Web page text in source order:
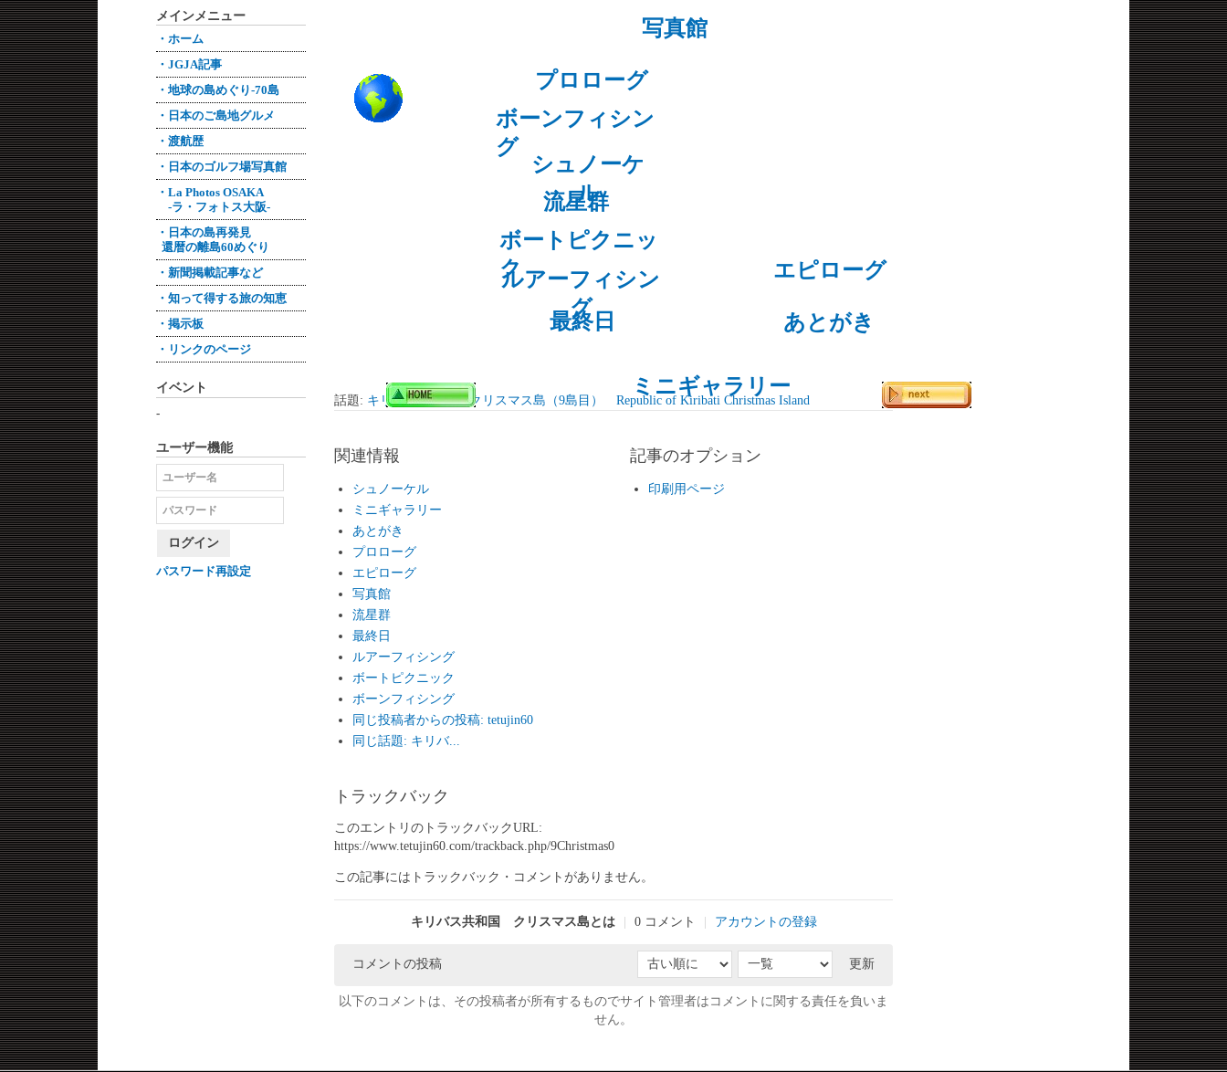
シュノーケ
ル
ミニギャラリー
あとがき
プロローグ
エピローグ
写真館
流星群
最終日
ルアーフィシン
グ
ボートピクニッ
ク
ボーンフィシン
グ
話題: キリバス共和国 クリスマス島（9島目） Republic of Kiribati Christmas Island
関連情報
シュノーケル
ミニギャラリー
あとがき
プロローグ
エピローグ
写真館
流星群
最終日
ルアーフィシング
ボートピクニック
ボーンフィシング
同じ投稿者からの投稿: tetujin60
同じ話題: キリバ...
記事のオプション
印刷用ページ
トラックバック
このエントリのトラックバックURL:
https://www.tetujin60.com/trackback.php/9Christmas0
この記事にはトラックバック・コメントがありません。
キリバス共和国 クリスマス島とは 0 コメント アカウントの登録
コメントの投稿 更新
以下のコメントは、その投稿者が所有するものでサイト管理者はコメントに関する責任を負いま
せん。
メインメニュー
・ホーム
・JGJA記事
・地球の島めぐり-70島
・日本のご島地グルメ
・渡航歴
・日本のゴルフ場写真館
・La Photos OSAKA
-ラ・フォトス大阪-
・日本の島再発見
還暦の離島60めぐり
・新聞掲載記事など
・知って得する旅の知恵
・掲示板
・リンクのページ
イベント
-
ユーザー機能
ログイン
パスワード再設定